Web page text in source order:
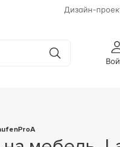
Дизайн-